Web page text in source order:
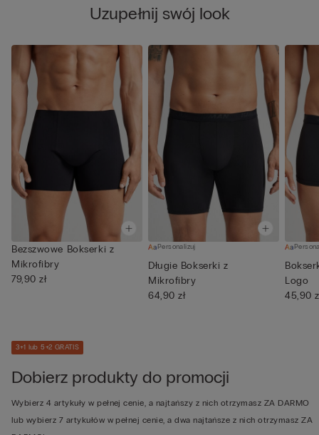
Uzupełnij swój look
Bezszwowe Bokserki z
Mikrofibry
79,90 zł
Personalizuj
Długie Bokserki z
Mikrofibry
64,90 zł
Logo
45,90
3+1 lub 5+2 GRATIS
Dobierz produkty do promocji
Wybierz 4 artykuły w pełnej cenie, a najtańszy z nich otrzymasz ZA DARMO
lub wybierz 7 artykułów w pełnej cenie, a dwa najtańsze z nich otrzymasz ZA